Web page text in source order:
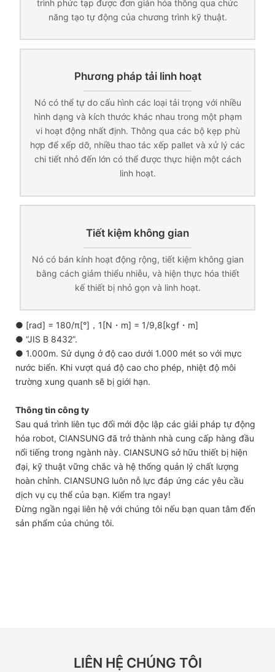
trình phức tạp được đơn giản hóa thông qua chức
năng tạo tự động của chương trình kỹ thuật.
Phương pháp tải linh hoạt
Nó có thể tự do cấu hình các loại tải trọng với nhiều
hình dạng và kích thước khác nhau trong một phạm
vi hoạt động nhất định. Thông qua các bộ kẹp phù
hợp để xếp dỡ, nhiều thao tác xếp pallet và xử lý các
chi tiết nhỏ đến lớn có thể được thực hiện một cách
linh hoạt.
Tiết kiệm không gian
Nó có bán kính hoạt động rộng, tiết kiệm không gian
bằng cách giảm thiểu nhiễu, và hiện thực hóa thiết
kế thiết bị nhỏ gọn và linh hoạt.
● [rad] = 180/π[°]，1[N・m] = 1/9,8[kgf・m]
● “JIS B 8432”.
● 1.000m. Sử dụng ở độ cao dưới 1.000 mét so với mực
nước biển. Khi vượt quá độ cao cho phép, nhiệt độ môi
trường xung quanh sẽ bị giới hạn.
Thông tin công ty
Sau quá trình liên tục đổi mới độc lập các giải pháp tự động
hóa robot, CIANSUNG đã trở thành nhà cung cấp hàng đầu
nổi tiếng trong ngành này. CIANSUNG sở hữu thiết bị hiện
đại, kỹ thuật vững chắc và hệ thống quản lý chất lượng
hoàn chỉnh. CIANSUNG luôn nỗ lực đáp ứng các yêu cầu
dịch vụ cụ thể của bạn. Kiểm tra ngay!
Đừng ngần ngại liên hệ với chúng tôi nếu bạn quan tâm đến
sản phẩm của chúng tôi.
LIÊN HỆ CHÚNG TÔI